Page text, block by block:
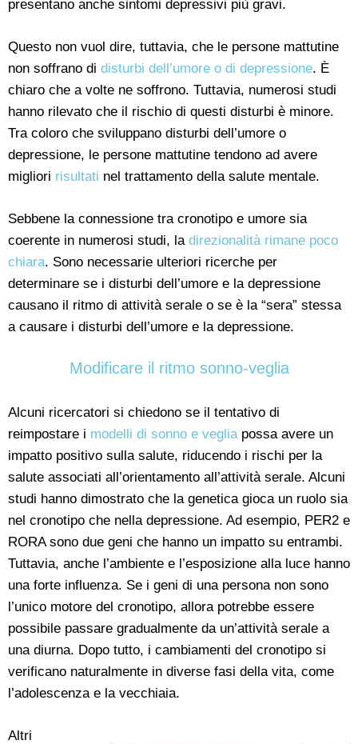
presentano anche sintomi depressivi più gravi.
Questo non vuol dire, tuttavia, che le persone mattutine
non soffrano di disturbi dell’umore o di depressione. È
chiaro che a volte ne soffrono. Tuttavia, numerosi studi
hanno rilevato che il rischio di questi disturbi è minore.
Tra coloro che sviluppano disturbi dell’umore o
depressione, le persone mattutine tendono ad avere
migliori risultati nel trattamento della salute mentale.
Sebbene la connessione tra cronotipo e umore sia
coerente in numerosi studi, la direzionalità rimane poco
chiara. Sono necessarie ulteriori ricerche per
determinare se i disturbi dell’umore e la depressione
causano il ritmo di attività serale o se è la “sera” stessa
a causare i disturbi dell’umore e la depressione.
Modificare il ritmo sonno-veglia
Alcuni ricercatori si chiedono se il tentativo di
reimpostare i modelli di sonno e vegliapossa avere un
impatto positivo sulla salute, riducendo i rischi per la
salute associati all’orientamento all’attività serale. Alcuni
studi hanno dimostrato che la genetica gioca un ruolo sia
nel cronotipo che nella depressione. Ad esempio, PER2 e
RORA sono due geni che hanno un impatto su entrambi.
Tuttavia, anche l’ambiente e l’esposizione alla luce hanno
una forte influenza. Se i geni di una persona non sono
l’unico motore del cronotipo, allora potrebbe essere
possibile passare gradualmente da un’attività serale a
una diurna. Dopo tutto, i cambiamenti del cronotipo si
verificano naturalmente in diverse fasi della vita, come
l’adolescenza e la vecchiaia.
Altri